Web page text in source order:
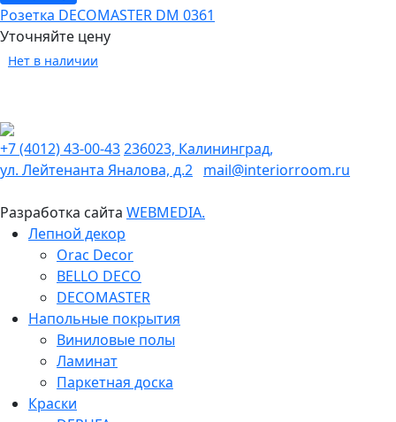
Розетка DECOMASTER DM 0361
Уточняйте цену
Нет в наличии
+7 (4012) 43-00-43236023, Калининград,
ул. Лейтенанта Яналова, д.2 mail@interiorroom.ru
Разработка сайта WEBMEDIA.
Лепной декор
Orac Decor
BELLO DECO
DECOMASTER
Напольные покрытия
Виниловые полы
Ламинат
Паркетная доска
Краски